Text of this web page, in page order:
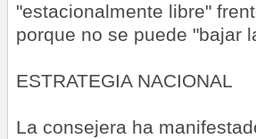
"estacionalmente libre"
porque no se puede "bajar
ESTRATEGIA NACIONAL
La consejera ha